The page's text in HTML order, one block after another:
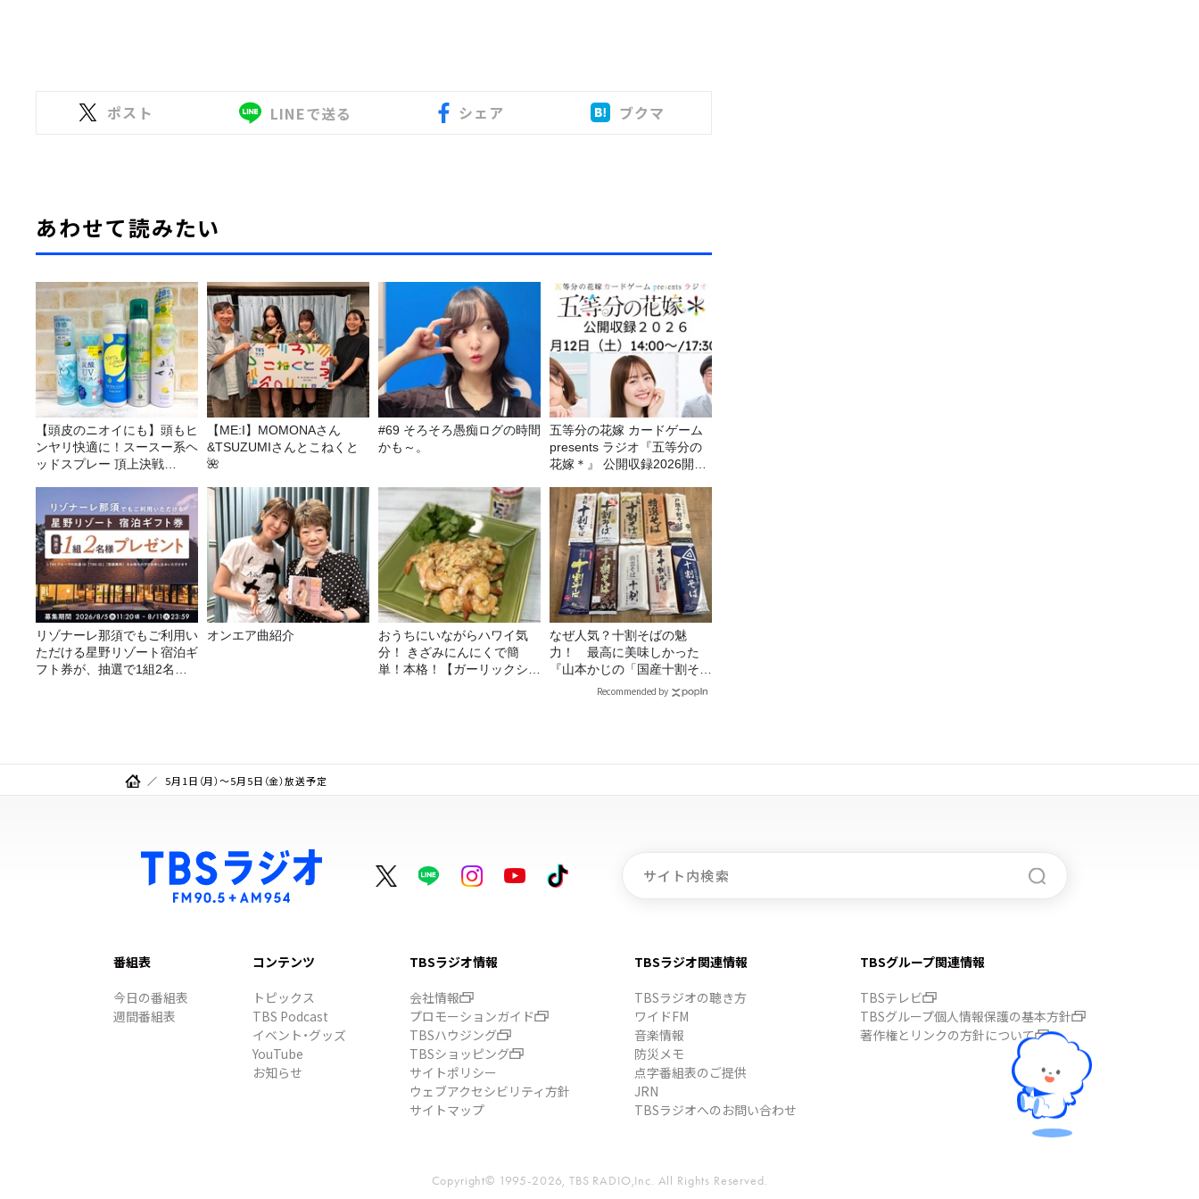
ポスト LINEで送る シェア ブクマ
あわせて読みたい
【頭皮のニオイにも】頭もヒ
ンヤリ快適に！スースー系ヘ
ッドスプレー 頂上決戦
【ME:I】MOMONAさん
&TSUZUMIさんとこねくと
🌺
#69 そろそろ愚痴ログの時間
かも～。
五等分の花嫁 カードゲーム
presents ラジオ『五等分の
花嫁＊』 公開収録2026開催
リゾナーレ那須でもご利用い
ただける星野リゾート宿泊ギ
フト券が、抽選で1組2名様
オンエア曲紹介
おうちにいながらハワイ気
分！ きざみにんにくで簡
単！本格！【ガーリックシュ
なぜ人気？十割そばの魅
力！ 最高に美味しかった
『山本かじの「国産十割そ
ば」』とは？【十割そば10
Recommended by
5月1日（月）～5月5日（金）放送予定
番組表
今日の番組表
週間番組表
コンテンツ
トピックス
TBS Podcast
イベント・グッズ
YouTube
お知らせ
TBSラジオ情報
会社情報
プロモーションガイド
TBSハウジング
TBSショッピング
サイトポリシー
ウェブアクセシビリティ方針
サイトマップ
TBSラジオ関連情報
TBSラジオの聴き方
ワイドFM
音楽情報
防災メモ
点字番組表のご提供
JRN
TBSラジオへのお問い合わせ
TBSグループ関連情報
TBSテレビ
TBSグループ個人情報保護の基本方針
著作権とリンクの方針について
Copyright© 1995-2026, TBS RADIO,Inc. All Rights Reserved.